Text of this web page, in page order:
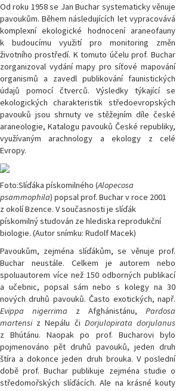
Od roku 1958 se Jan Buchar systematicky věnuje
pavoukům. Během následujících let vypracovává
komplexní ekologické hodnocení araneofauny
k budoucímu využití pro monitoring změn
životního prostředí. K tomuto účelu prof. Buchar
zorganizoval vydání mapy pro síťové mapování
organismů a zavedl publikování faunistických
údajů pomocí čtverců. Výsledky týkající se
ekologických charakteristik středoevropských
pavouků jsou shrnuty ve stěžejním díle české
araneologie, Katalogu pavouků České republiky,
využívaným arachnology a ekology z celé
Evropy.
Foto:Slíďáka pískomilného (Alopecosa
psammophila) popsal prof. Buchar v roce 2001
z okolí Bzence. V současnosti je slíďák
pískomilný studován ze hlediska reprodukční
biologie. (Autor snímku: Rudolf Macek)
Pavoukům, zejména slíďákům, se věnuje prof.
Buchar neustále. Celkem je autorem nebo
spoluautorem více než 150 odborných publikací
a učebnic, popsal sám nebo s kolegy na 30
nových druhů pavouků. Často exotických, např.
Evippa nigerrimaz Afghánistánu, Pardosa
martensiz Nepálu či Dorjulopirata dorjulanus
z Bhútánu. Naopak po prof. Bucharovi bylo
pojmenováno pět druhů pavouků, jeden druh
štíra a dokonce jeden druh brouka. V poslední
době prof. Buchar publikuje zejména studie o
středomořských slíďácích. Ale na krásné kouty